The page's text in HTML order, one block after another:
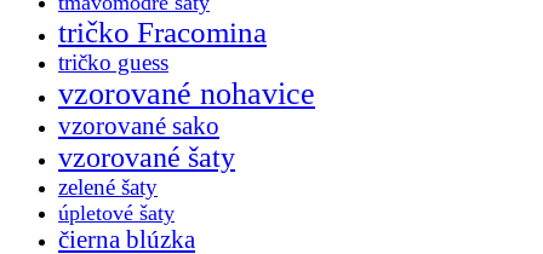
tričko Fracomina
tričko guess
vzorované nohavice
vzorované sako
vzorované šaty
zelené šaty
úpletové šaty
čierna blúzka